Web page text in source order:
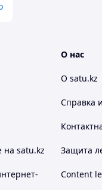
на satu.kz
О нас
О satu.kz
Справка
Защита
Content